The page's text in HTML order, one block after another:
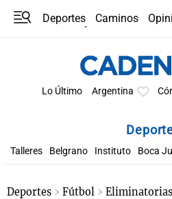
Deportes Caminos
Lo Último Argentina
Talleres Belgrano Instituto Boca
Deportes Fútbol